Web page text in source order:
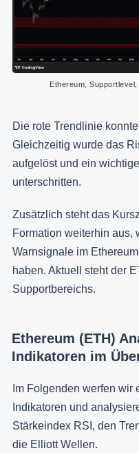
Ethereum,
Die rote Trendlinie
Gleichzeitig wurde das
aufgelöst und ein
unterschritten.
Zusätzlich steht das
Formation weiterhin aus,
Warnsignale im
haben. Aktuell steht der
Supportbereichs.
Ethereum (ETH)
Indikatoren im
Im Folgenden werfen
Indikatoren und
Stärkeindex RSI, den
die Elliott Wellen.